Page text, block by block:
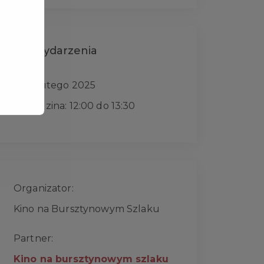
Data wydarzenia
19 lutego 2025
Godzina: 12:00 do 13:30
Organizator:
Kino na Bursztynowym Szlaku
Partner:
Kino na bursztynowym szlaku